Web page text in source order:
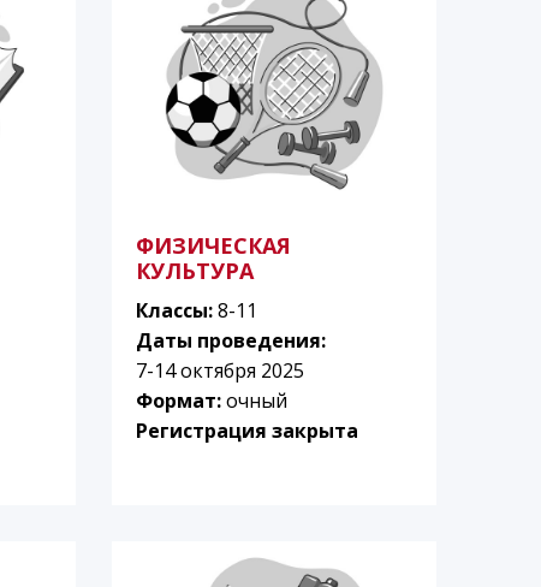
ФИЗИЧЕСКАЯ
КУЛЬТУРА
Классы:8-11
Даты проведения:
7-14 октября 2025
Формат:очный
Регистрация закрыта